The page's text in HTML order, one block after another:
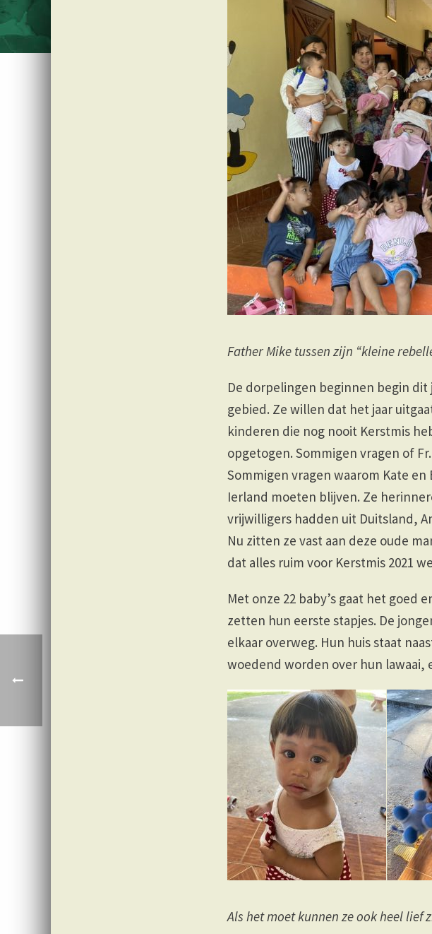
Father Mike tussen zijn “kleine
De dorpelingen beginnen begin
gebied. Ze willen dat het jaar
kinderen die nog nooit Kerstmis
opgetogen. Sommigen vragen of
Sommigen vragen waarom Kate
Ierland moeten blijven. Ze
vrijwilligers hadden uit Duitsland,
Nu zitten ze vast aan deze oude
dat alles ruim voor Kerstmis 2021
Met onze 22 baby’s gaat het goed
zetten hun eerste stapjes. De
elkaar overweg. Hun huis staat
woedend worden over hun lawaai,
Als het moet kunnen ze ook heel lief